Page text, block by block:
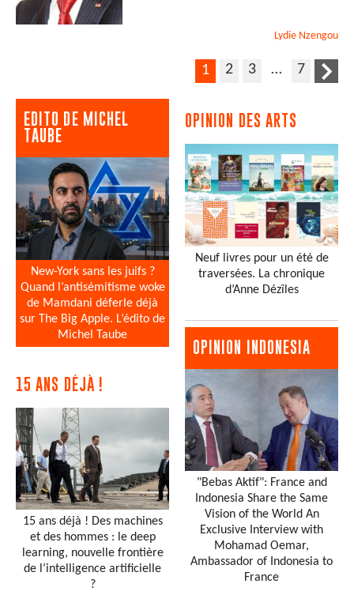
Lydie Nzengou
1 2 3 … 7
EDITO DE MICHEL
TAUBE
New-York sans les juifs ?
Quand l’antisémitisme woke
de Mamdani déferle déjà
sur The Big Apple. L’édito de
Michel Taube
15 ANS DÉJÀ !
15 ans déjà ! Des machines
et des hommes : le deep
learning, nouvelle frontière
de l’intelligence artificielle
?
OPINION DES ARTS
Neuf livres pour un été de
traversées. La chronique
d’Anne Dézîles
OPINION INDONESIA
"Bebas Aktif": France and
Indonesia Share the Same
Vision of the World An
Exclusive Interview with
Mohamad Oemar,
Ambassador of Indonesia to
France